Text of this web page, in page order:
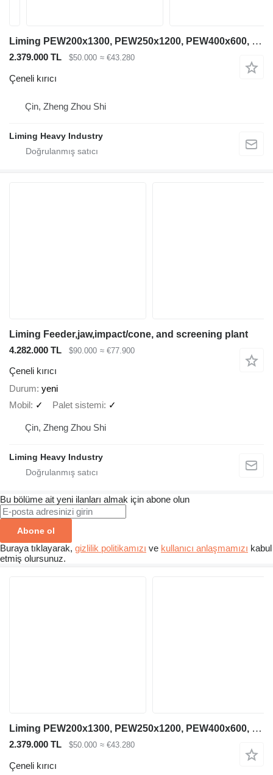
Liming PEW200x1300, PEW250x1200, PEW400x600, PEW760, PEW1100
2.379.000 TL $50.000 ≈ €43.280
Çeneli kırıcı
Çin, Zheng Zhou Shi
Liming Heavy Industry
Liming Feeder,jaw,impact/cone, and screening plant
4.282.000 TL
$90.000 ≈ €77.900
Çeneli kırıcı
Durum yeni
Mobil ✓ Palet sistemi ✓
Çin, Zheng Zhou Shi
Liming Heavy Industry
Bu bölüme ait yeni ilanları almak için abone olun
Abone ol
Buraya tıklayarak, gizlilik politikamızı ve kullanıcı anlaşmamızı kabul
etmiş olursunuz.
Liming PEW200x1300, PEW250x1200, PEW400x600, PEW760, PEW1100
2.379.000 TL $50.000 ≈ €43.280
Çeneli kırıcı